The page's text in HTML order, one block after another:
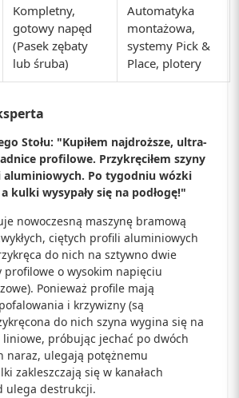
Kompletny,
gotowy napęd
(Pasek zębaty
lub śruba)
Automatyka
montażowa,
systemy Pick &
Place, plotery
Stołu: "Kupiłem najdroższe, ultra-
profilowe. Przykręciłem szyny
Po tygodniu wózki
kulki wysypały się na podłogę!"
nowoczesną maszynę bramową
ciętych profili aluminiowych
do nich na sztywno dwie
profilowe o wysokim napięciu
Ponieważ profile mają
i krzywizny (są
do nich szyna wygina się na
liniowe, próbując jechać po dwóch
naraz, ulegają potężnemu
zakleszczają się w kanałach
ulega destrukcji.